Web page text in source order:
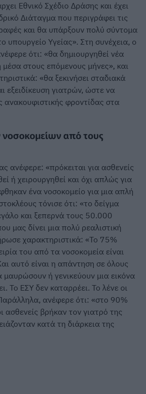
Εθνικό Σχέδιο Δράσης και έχει
Διάταγμα που περιγράφει τις
και θα υπάρξουν πολύ σύντομα
υπουργείο Υγείας». Στη συνέχεια, ο
ότι: «θα δημιουργηθεί νέα
στους επόμενους μήνες», και
«θα ξεκινήσει σταδιακά
εξειδίκευση γιατρών, ώστε να
ανακουφιστικής φροντίδας στα
από τους
ανέφερε: «πρόκειται για ασθενείς
ή χειρουργηθεί και όχι απλώς για
ένα νοσοκομείο για μια απλή
τόνισε ότι: «το δείγμα
και ξεπερνά τους 50.000
μας δίνει μια πολύ ρεαλιστική
χαρακτηριστικά: «Το 75%
του από τα νοσοκομεία είναι
αυτό είναι η απάντηση σε όλους
ή γενικεύουν μια εικόνα
Το ΕΣΥ δεν καταρρέει. Το λένε οι
Παράλληλα, ανέφερε ότι: «στο 90%
βρήκαν τον γιατρό της
κατά τη διάρκεια της